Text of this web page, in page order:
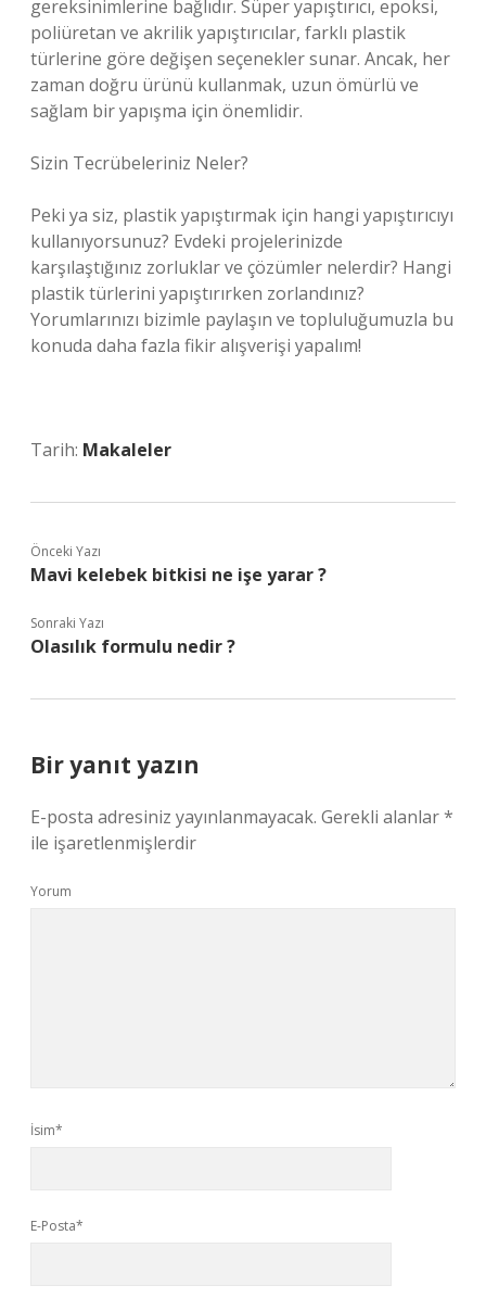
gereksinimlerine bağlıdır. Süper yapıştırıcı, epoksi,
poliüretan ve akrilik yapıştırıcılar, farklı plastik
türlerine göre değişen seçenekler sunar. Ancak, her
zaman doğru ürünü kullanmak, uzun ömürlü ve
sağlam bir yapışma için önemlidir.
Sizin Tecrübeleriniz Neler?
Peki ya siz, plastik yapıştırmak için hangi yapıştırıcıyı
kullanıyorsunuz? Evdeki projelerinizde
karşılaştığınız zorluklar ve çözümler nelerdir? Hangi
plastik türlerini yapıştırırken zorlandınız?
Yorumlarınızı bizimle paylaşın ve topluluğumuzla bu
konuda daha fazla fikir alışverişi yapalım!
Tarih: Makaleler
Önceki Yazı
Mavi kelebek bitkisi ne işe yarar ?
Sonraki Yazı
Olasılık formulu nedir ?
Bir yanıt yazın
E-posta adresiniz yayınlanmayacak. Gerekli alanlar*
ile işaretlenmişlerdir
Yorum
İsim*
E-Posta*